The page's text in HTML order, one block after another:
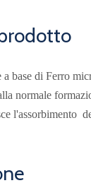
a base di Ferro
normale
l'assorbimento